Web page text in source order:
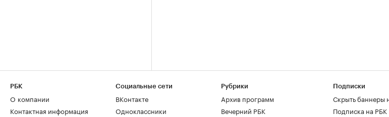
РБК
О компании
Контактная информация
Социальные сети
ВКонтакте
Одноклассники
Рубрики
Архив программ
Вечерний РБК
Подписки
Скрыть баннеры
Подписка на РБК